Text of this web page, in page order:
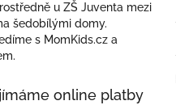
u ZŠ Juventa mezi
šedobílými domy.
s MomKids.cz a
online platby